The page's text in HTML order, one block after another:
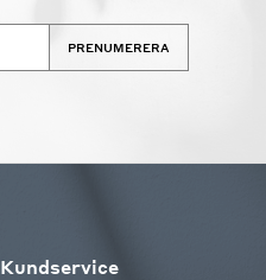
PRENUMERERA
Kundservice